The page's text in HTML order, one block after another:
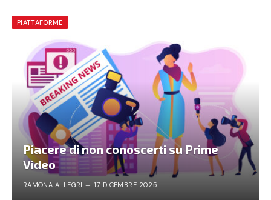
PIATTAFORME
Piacere di non conoscerti su Prime
Video
RAMONA ALLEGRI 17 DICEMBRE 2025